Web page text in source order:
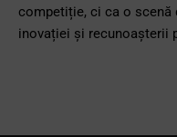
competiție, ci ca o scenă
inovației și recunoașterii